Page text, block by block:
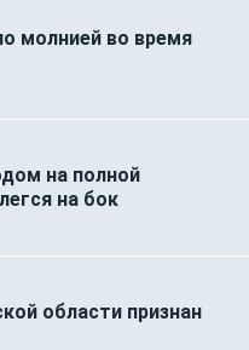
молнией во время
на полной
на бок
области признан